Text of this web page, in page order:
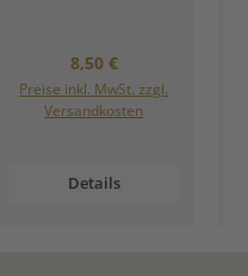
Regulärer Preis:
8,50 €
Preise inkl. MwSt. zzgl.
Versandkosten
Details